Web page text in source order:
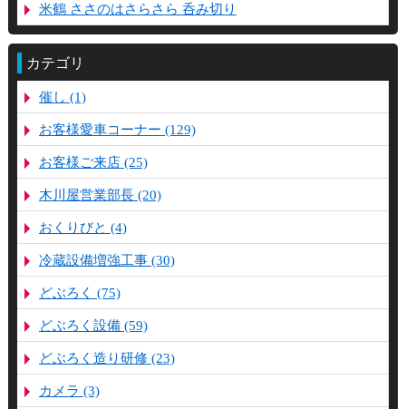
米鶴 ささのはさらさら 呑み切り
カテゴリ
催し (1)
お客様愛車コーナー (129)
お客様ご来店 (25)
木川屋営業部長 (20)
おくりびと (4)
冷蔵設備増強工事 (30)
どぶろく (75)
どぶろく設備 (59)
どぶろく造り研修 (23)
カメラ (3)